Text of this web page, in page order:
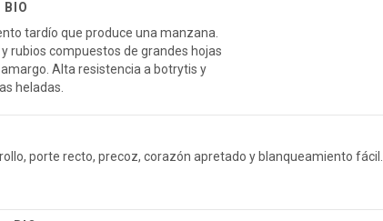
BIO
tardío que produce una manzana.
rubios compuestos de grandes hojas
Alta resistencia a botrytis y
heladas.
porte recto, precoz, corazón apretado y blanqueamiento fácil.